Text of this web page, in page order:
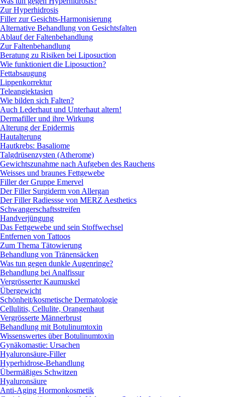
Zur Hyperhidrosis
Filler zur Gesichts-Harmonisierung
Alternative Behandlung von Gesichtsfalten
Ablauf der Faltenbehandlung
Zur Faltenbehandlung
Beratung zu Risiken bei Liposuction
Wie funktioniert die Liposuction?
Fettabsaugung
Lippenkorrektur
Teleangiektasien
Wie bilden sich Falten?
Auch Lederhaut und Unterhaut altern!
Dermafiller und ihre Wirkung
Alterung der Epidermis
Hautalterung
Hautkrebs: Basaliome
Talgdrüsenzysten (Atherome)
Gewichtszunahme nach Aufgeben des Rauchens
Weisses und braunes Fettgewebe
Filler der Gruppe Emervel
Der Filler Surgiderm von Allergan
Der Filler Radiessse von MERZ Aesthetics
Schwangerschaftsstreifen
Handverjüngung
Das Fettgewebe und sein Stoffwechsel
Entfernen von Tattoos
Zum Thema Tätowierung
Behandlung von Tränensäcken
Was tun gegen dunkle Augenringe?
Behandlung bei Analfissur
Vergrösserter Kaumuskel
Übergewicht
Schönheit/kosmetische Dermatologie
Cellulitis, Cellulite, Orangenhaut
Vergrösserte Männerbrust
Behandlung mit Botulinumtoxin
Wissenswertes über Botulinumtoxin
Gynäkomastie: Ursachen
Hyaluronsäure-Filler
Hyperhidrose-Behandlung
Übermäßiges Schwitzen
Hyaluronsäure
Anti-Aging Hormonkosmetik